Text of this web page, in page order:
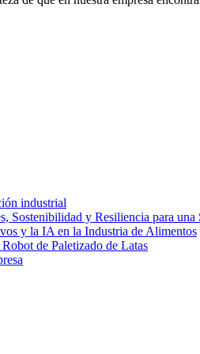
industrial
y Resiliencia para una
y la IA en la Industria de Alimentos
de Paletizado de Latas